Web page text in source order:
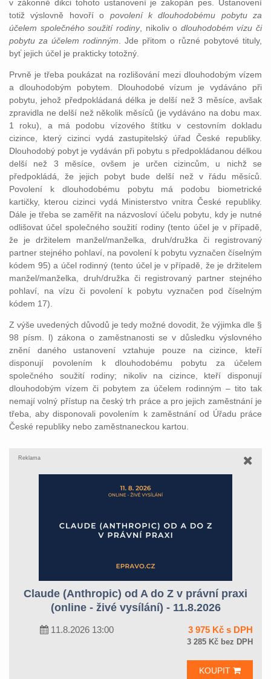
v zákonné dikci tohoto ustanovení je zakopán pes. Ustanovení
totiž výslovně hovoří o povolení k dlouhodobému pobytu za
účelem společného soužití rodiny, nikoliv o dlouhodobém vízu či
pobytu za účelem rodinným. Jde přitom o různé pobytové tituly,
byť jejich účel je prakticky totožný.
Prvně je třeba poukázat na rozlišování mezi dlouhodobým vízem
a dlouhodobým pobytem. Dlouhodobé vízum je vydáváno při
pobytu, jehož předpokládaná délka je delší než 3 měsíce, avšak
zpravidla ne delší než několik měsíců (je vydáváno na dobu max.
1 roku), a má podobu vízového štítku v cestovním dokladu
cizince, který cizinci vydá zastupitelský úřad České republiky.
Dlouhodobý pobyt je vydáván při pobytu s předpokládanou délkou
delší než 3 měsíce, ovšem je určen cizincům, u nichž se
předpokládá, že jejich pobyt bude delší než v řádu měsíců.
Povolení k dlouhodobému pobytu má podobu biometrické
kartičky, kterou cizinci vydá Ministerstvo vnitra České republiky.
Dále je třeba se zaměřit na názvosloví účelu pobytu, kdy je nutné
odlišovat účel společného soužití rodiny (tento účel je v případě,
že je držitelem manžel/manželka, druh/družka či registrovaný
partner stejného pohlaví, na povolení k pobytu vyznačen číselným
kódem 95) a účel rodinný (tento účel je v případě, že je držitelem
manžel/manželka, druh/družka či registrovaný partner stejného
pohlaví, na vízu či povolení k pobytu vyznačen pod číselným
kódem 17).
Z výše uvedených důvodů je tedy možné dovodit, že výjimka dle §
98 písm. l) zákona o zaměstnanosti se v důsledku výslovného
znění daného ustanovení vztahuje pouze na cizince, kteří
disponují povolením k dlouhodobému pobytu za účelem
společného soužití rodiny; nikoliv na cizince, kteří disponují
dlouhodobým vízem či pobytem za účelem rodinným – tito tak
nemají volný přístup na český trh práce a pro jejich zaměstnání je
třeba, aby disponovali povolením k zaměstnání od Úřadu práce
České republiky nebo zaměstnaneckou kartou.
Reklama
Claude (Anthropic) od A do Z v právní praxi
(online - živé vysílání) - 11.8.2026
11.8.2026 13:00 3 975 Kč s DPH
3 285 Kč bez DPH
KOUPIT